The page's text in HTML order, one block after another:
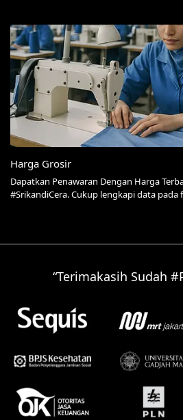
Harga Grosir
Dapatkan Penawaran Dengan Harga
#SrikandiCera. Cukup lengkapi data
“Terimakasih Sudah